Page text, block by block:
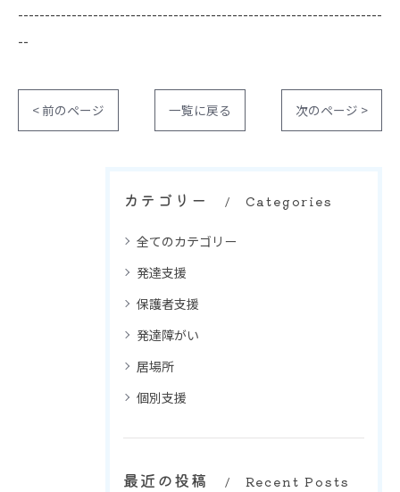
--------------------------------------------------------------------
--
< 前のページ 一覧に戻る 次のページ >
カテゴリー Categories
全てのカテゴリー
発達支援
保護者支援
発達障がい
居場所
個別支援
最近の投稿 Recent Posts